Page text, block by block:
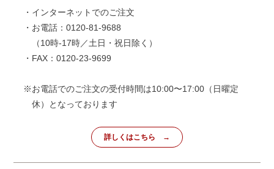
・インターネットでのご注文
・お電話：0120-81-9688
（10時-17時／土日・祝日除く）
・FAX：0120-23-9699
※お電話でのご注文の受付時間は10:00〜17:00（日曜定
休）となっております
詳しくはこちら